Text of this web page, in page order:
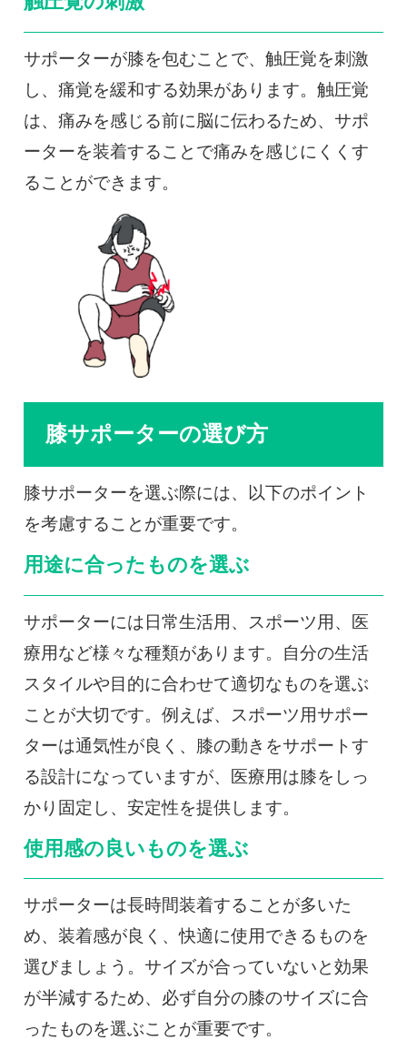
サポーターが膝を包むことで、触圧覚を刺激
し、痛覚を緩和する効果があります。触圧覚
は、痛みを感じる前に脳に伝わるため、サポ
ーターを装着することで痛みを感じにくくす
ることができます。
膝サポーターの選び方
膝サポーターを選ぶ際には、以下のポイント
を考慮することが重要です。
用途に合ったものを選ぶ
サポーターには日常生活用、スポーツ用、医
療用など様々な種類があります。自分の生活
スタイルや目的に合わせて適切なものを選ぶ
ことが大切です。例えば、スポーツ用サポー
ターは通気性が良く、膝の動きをサポートす
る設計になっていますが、医療用は膝をしっ
かり固定し、安定性を提供します。
使用感の良いものを選ぶ
サポーターは長時間装着することが多いた
め、装着感が良く、快適に使用できるものを
選びましょう。サイズが合っていないと効果
が半減するため、必ず自分の膝のサイズに合
ったものを選ぶことが重要です。